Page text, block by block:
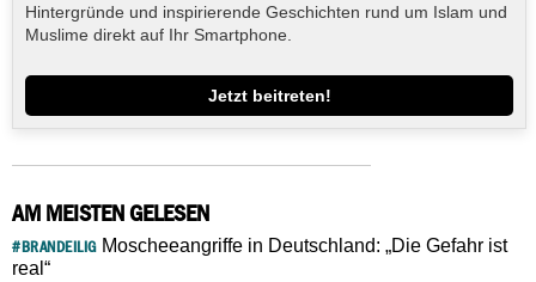
Hintergründe und inspirierende Geschichten rund um Islam und
Muslime direkt auf Ihr Smartphone.
Jetzt beitreten!
AM MEISTEN GELESEN
#BRANDEILIGMoscheeangriffe in Deutschland: „Die Gefahr ist
real“